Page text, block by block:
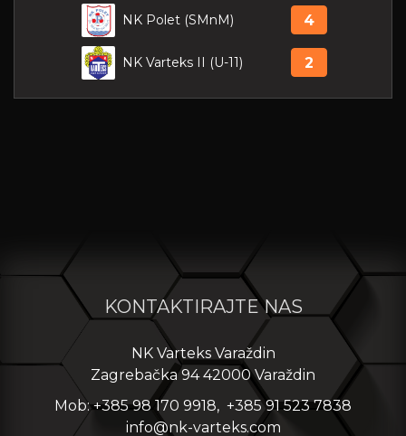
NK Polet (SMnM) 4
NK Varteks II (U-11) 2
KONTAKTIRAJTE NAS
NK Varteks Varaždin
Zagrebačka 94 42000 Varaždin
Mob: +385 98 170 9918, +385 91 523 7838
info@nk-varteks.com